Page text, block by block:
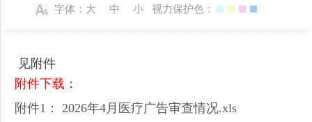
字体： 大 中 小 视力保护色：
见附件
附件下载：
附件1： 2026年4月医疗广告审查情况.xls